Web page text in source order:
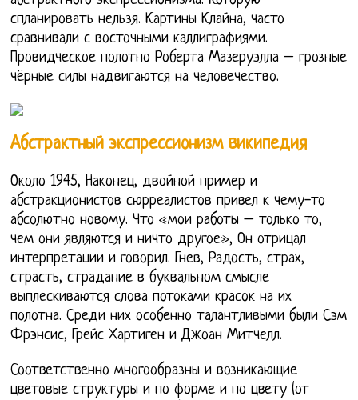
спланировать нельзя. Картины Клайна, часто
сравнивали с восточными каллиграфиями.
Провидческое полотно Роберта Мазеруэлла – грозные
чёрные силы надвигаются на человечество.
Абстрактный экспрессионизм википедия
Около 1945, Наконец, двойной пример и
абстракционистов сюрреалистов привел к чему-то
абсолютно новому. Что «мои работы – только то,
чем они являются и ничто другое», Он отрицал
интерпретации и говорил. Гнев, Радость, страх,
страсть, страдание в буквальном смысле
выплескиваются слова потоками красок на их
полотна. Среди них особенно талантливыми были Сэм
Фрэнсис, Грейс Хартиген и Джоан Митчелл.
Соответственно многообразны и возникающие
цветовые структуры и по форме и по цвету (от